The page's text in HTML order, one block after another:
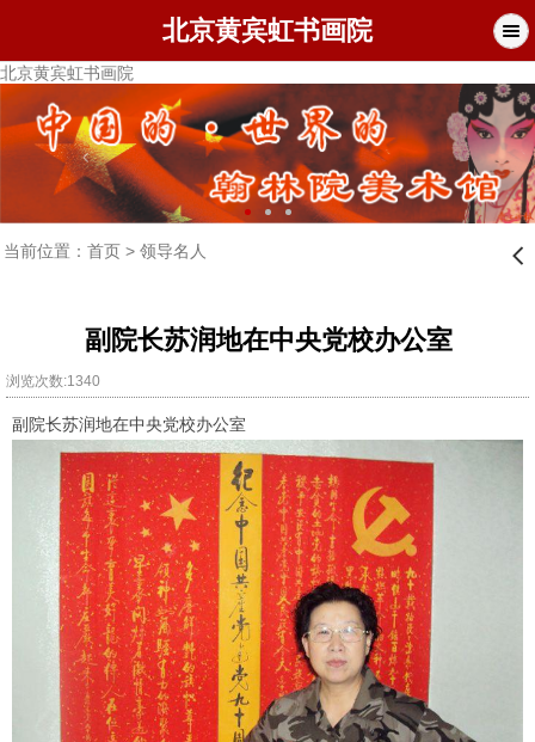
北京黄宾虹书画院
北京黄宾虹书画院
当前位置： 首页> 领导名人 󰊒
副院长苏润地在中央党校办公室
浏览次数:1340
副院长苏润地在中央党校办公室